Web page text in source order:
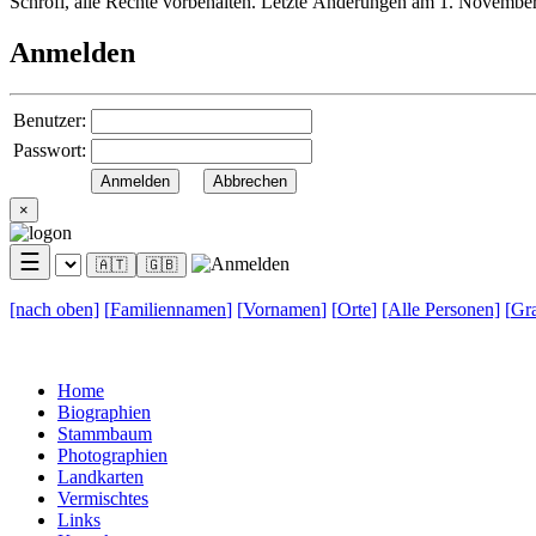
Anmelden
Benutzer:
Passwort:
×
☰ 🇦🇹 🇬🇧
[nach oben] [Familiennamen] [Vornamen] [Orte] [Alle Personen] [
Home
Biographien
Stammbaum
Photographien
Landkarten
Vermischtes
Links